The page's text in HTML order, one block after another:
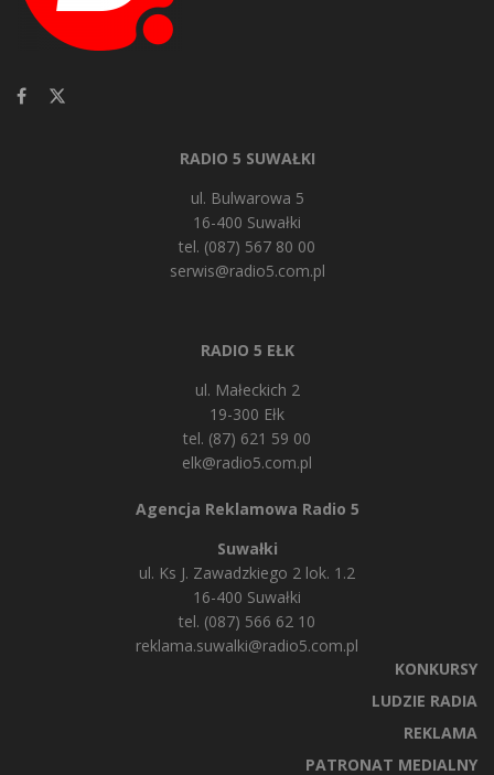
RADIO 5 SUWAŁKI
ul. Bulwarowa 5
16-400 Suwałki
tel. (087) 567 80 00
serwis@radio5.com.pl
RADIO 5 EŁK
ul. Małeckich 2
19-300 Ełk
tel. (87) 621 59 00
elk@radio5.com.pl
Agencja Reklamowa Radio 5
Suwałki
ul. Ks J. Zawadzkiego 2 lok. 1.2
16-400 Suwałki
tel. (087) 566 62 10
reklama.suwalki@radio5.com.pl
KONKURSY
LUDZIE RADIA
REKLAMA
PATRONAT MEDIALNY